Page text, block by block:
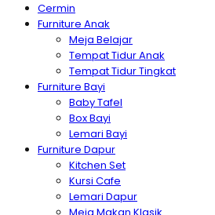
Cermin
Furniture Anak
Meja Belajar
Tempat Tidur Anak
Tempat Tidur Tingkat
Furniture Bayi
Baby Tafel
Box Bayi
Lemari Bayi
Furniture Dapur
Kitchen Set
Kursi Cafe
Lemari Dapur